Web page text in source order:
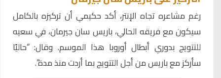
رغم مشاعره تجاه الإنتر، أكد حكيمي أن تركيزه بالكامل
سيكون مع فريقه الحالي، باريس سان جيرمان، في سعيه
للتتويج بدوري أبطال أوروبا هذا الموسم. وقال: “حاليًا
سأركز مع باريس من أجل التتويج بما أردت منذ مدة”.